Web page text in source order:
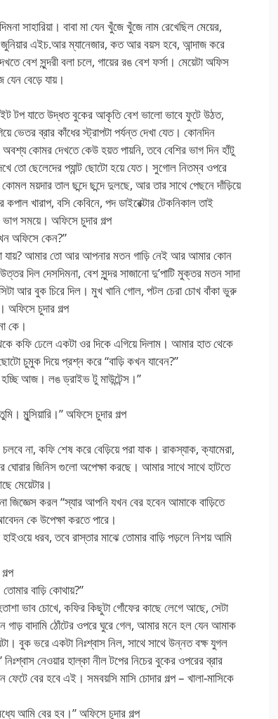
সাহারিয়া। বাবা মা যেন খুঁজে খুঁজে নাম রেখেছিল মেয়ের,
এইচ.আর ম্যানেজার, কত আর বয়স হবে, আন্দাজ করে
বেশ সুন্দরী বলা চলে, গায়ের রঙ বেশ ফর্সা। মেয়েটা অফিস
বেড়ে যায়।
টপ যাতে উদ্ধত বুকের আকৃতি বেশ ভালো ভাবে ফুটে উঠত,
ভেতর ব্রার কাঁধের স্ট্রাপটা পর্যন্ত দেখা যেত। কোনদিন
কোমর দেখতে কেউ হয়ত পায়নি, তবে বেশির ভাগ দিন হাঁটু
তো ছেলেদের প্যান্ট ছোটো হয়ে যেত। সুগোল নিতম্ব ওপরে
ময়দার তাল ছন্দে ছন্দে দুলছে, আর তার সাথে পেছনে দাঁড়িয়ে
খারাপ, বসি কেবিনে, পদ ডাইরেক্টার টেকনিকাল তাই
সময়ে। অফিসে চুদার গল্প
অফিসে কেন?”
যায়? আমার তো আর আপনার মতন গাড়ি নেই আর আমার কোন
দিল দেসদিমনা, বেশ সুন্দর সাজানো দু’পাটি মুক্তর মতন সাদা
আর বুক চিরে দিল। মুখ খানি গোল, পটল চেরা চোখ বাঁকা ভুরু
চুদার গল্প
কে।
কফি ঢেলে একটা ওর দিকে এগিয়ে দিলাম। আমার হাত থেকে
চুমুক দিয়ে প্রশ্ন করে “বাড়ি কখন যাবেন?”
হচ্ছি আজ। লঙ ড্রাইভ টু মাউন্টেন্স।”
মুন্সিয়ারি।” অফিসে চুদার গল্প
না, কফি শেষ করে বেড়িয়ে পরা যাক। রাকস্যাক, ক্যামেরা,
জিনিস গুলো অপেক্ষা করছে। আমার সাথে সাথে হাটতে
মেয়েটার।
জিজ্ঞেস করল “স্যার আপনি যখন বের হবেন আমাকে বাড়িতে
কে উপেক্ষা করতে পারে।
ধরব, তবে রাস্তার মাঝে তোমার বাড়ি পড়লে নিশয় আমি
বাড়ি কোথায়?”
ভাব চোখে, কফির কিছুটা গোঁফের কাছে লেগে আছে, সেটা
গাড় বাদামি ঠোঁটের ওপরে ঘুরে গেল, আমার মনে হল যেন আমাক
বুক ভরে একটা নিঃশ্বাস নিল, সাথে সাথে উন্নত বক্ষ যুগল
নেওয়ার হাল্কা নীল টপের নিচের বুকের ওপরের ব্রার
বের হবে এই। সমবয়সি মাসি চোদার গল্প – খালা-মাসিকে
আমি বের হব।” অফিসে চুদার গল্প